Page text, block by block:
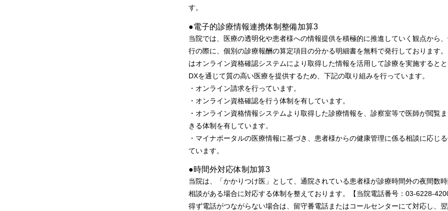
す。
●電子的診療情報連携体制整備加算3
当院では、医療の透明化や患者様への情報提供を積極的に推進していく観点から
行の際に、個別の診療報酬の算定項目の分かる明細書を無料で発行しております
はオンライン資格確認システムにより取得した情報を活用して診療を実施すると
DXを通じて質の高い医療を提供するため、下記の取り組みを行っています。
・オンライン請求を行っています。
・オンライン資格確認を行う体制を有しています。
・オンライン資格情報システムより取得した診療情報を、診察室等で医師が閲覧
きる体制を有しています。
・マイナポータルの医療情報に基づき、患者様からの健康管理に係る相談に応じ
ています。
●時間外対応体制加算3
当院は、「かかりつけ医」として、通院されている患者様が診療時間外の夜間数
相談がある場合に対応する体制を整えております。【当院電話番号：03-6228-
得ず電話がつながらない場合は、留守番電話またはコールセンターにて対応し、